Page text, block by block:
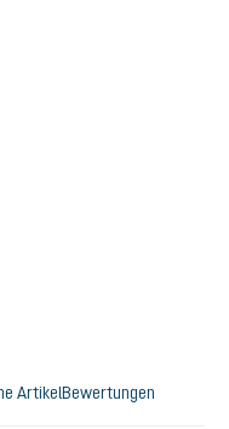
ArtikelBewertungen